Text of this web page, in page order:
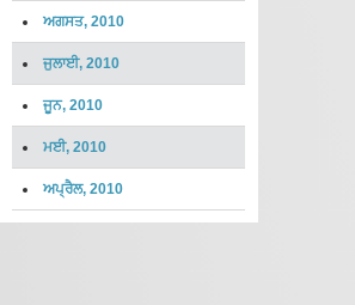
ਅਗਸਤ, 2010
ਜੁਲਾਈ, 2010
ਜੂਨ, 2010
ਮਈ, 2010
ਅਪ੍ਰੈਲ, 2010